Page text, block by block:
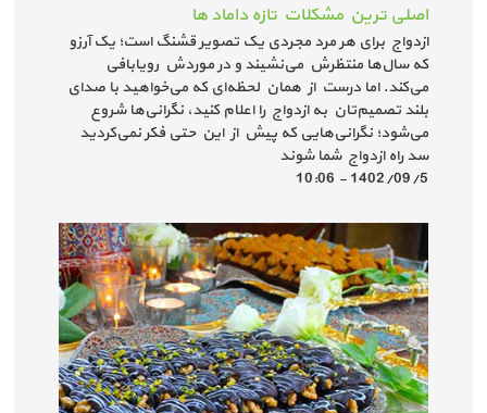
اصلی ترین مشکلات تازه داماد ها
ازدواج برای هر مرد مجردی یک تصویر قشنگ است؛ یک آرزو
که سال‌ها منتظرش می‌نشیند و در موردش رویابافی
می‌کند. اما درست از همان لحظه‌ای که می‌خواهید با صدای
بلند تصمیم‌تان به ازدواج را اعلام کنید، نگرانی‌ها شروع
می‌شود؛ نگرانی‌هایی که پیش از این حتی فکر نمی‌کردید
سد راه ازدواج شما شوند
1402/09/5 - 10:06